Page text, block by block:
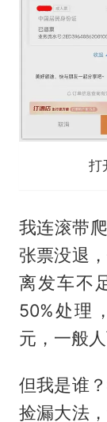
打
我连滚带
张票没退
离发车不
50%处理
元，一般
但我是谁
捡漏大法